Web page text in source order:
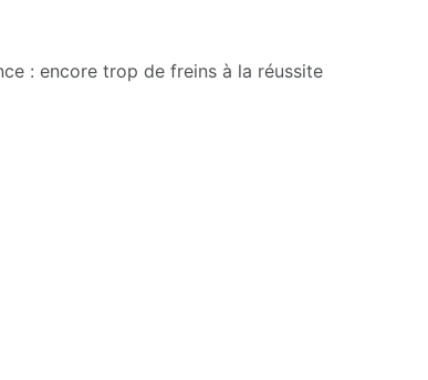
: encore trop de freins à la réussite